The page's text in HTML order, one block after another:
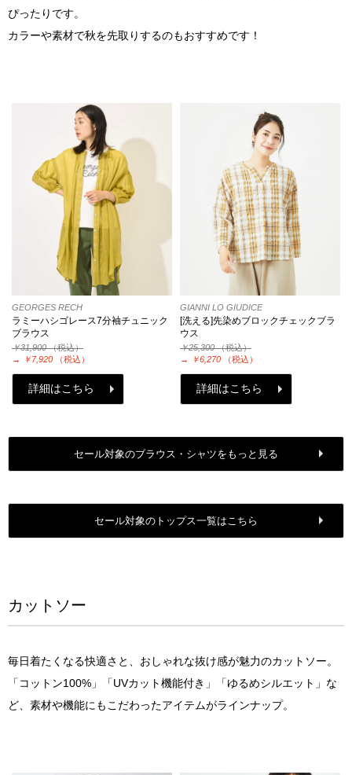
ぴったりです。
カラーや素材で秋を先取りするのもおすすめです！
GEORGES RECH
ラミーハシゴレース7分袖チュニック
ブラウス
￥31,900（税込）
→
￥7,920 （税込）
詳細はこちら
GIANNI LO GIUDICE
[洗える]先染めブロックチェックブラ
ウス
￥25,300（税込）
→
￥6,270 （税込）
詳細はこちら
セール対象のブラウス・シャツをもっと見る
セール対象のトップス一覧はこちら
カットソー
毎日着たくなる快適さと、おしゃれな抜け感が魅力のカットソー。
「コットン100%」「UVカット機能付き」「ゆるめシルエット」な
ど、素材や機能にもこだわったアイテムがラインナップ。